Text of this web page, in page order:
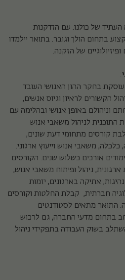
העתיד של כולנו. עם הזדקנות
בתחום הולך וגובר. בתואר יילמדו
של הזקנה.
:
בחקר ההון האנושי העובד
הקשורים לראיון וגיוס אנשים,
וניהולם באופן אנושי ובהלימה עם
התוכנית לניהול משאבי אנוש
קורסים מתחומי דעת שונים,
כלכלה, משאבי אנוש וייעוץ ארגוני.
אורכים כשלוש שנים. הקורסים
ניהול ופיתוח משאבי אנוש,
אתיקה בארגונים, יזמות
חברתית, קבלת החלטות וקורסים
התואר מתאים לסטודנטים
בתחום מדעי החברה, גם לרכוש
בשוק העבודה בתפקידי ניהול